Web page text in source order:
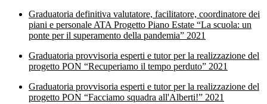
Graduatoria definitiva valutatore, facilitatore, coordinatore dei
piani e personale ATA Progetto Piano Estate “La scuola: un
ponte per il superamento della pandemia” 2021
Graduatoria provvisoria esperti e tutor per la realizzazione del
progetto PON “Recuperiamo il tempo perduto” 2021
Graduatoria provvisoria esperti e tutor per la realizzazione del
progetto PON “Facciamo squadra all'Alberti!” 2021